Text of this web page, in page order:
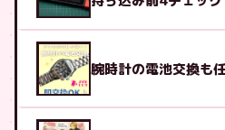
腕時計の電池交換も